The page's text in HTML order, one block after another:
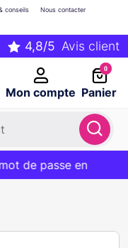
Mon compte
conseils
Nous contacter
0
Panier
sur votre panier
le codeBIENVENUE
de passe en